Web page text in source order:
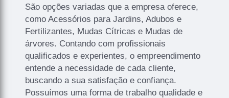
São opções variadas que a empresa oferece,
como Acessórios para Jardins, Adubos e
Fertilizantes, Mudas Cítricas e Mudas de
árvores. Contando com profissionais
qualificados e experientes, o empreendimento
entende a necessidade de cada cliente,
buscando a sua satisfação e confiança.
Possuímos uma forma de trabalho qualidade e